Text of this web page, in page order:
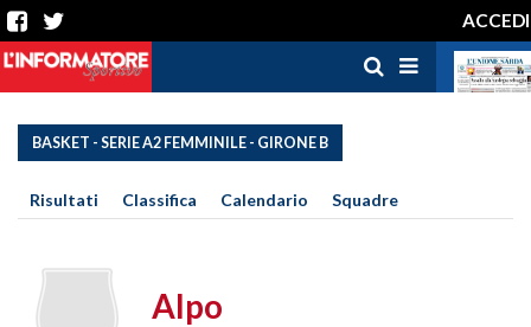
ACCEDI
BASKET - SERIE A2 FEMMINILE - GIRONE B
Risultati Classifica Calendario Squadre
Alpo